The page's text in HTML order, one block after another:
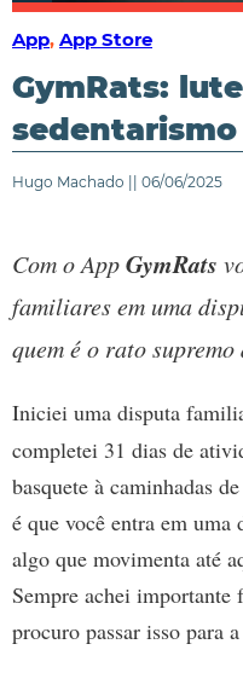
App, App Store
GymRats:
sedentarismo
Hugo Machado || 06/06/2025
Com o AppGymRats
familiares em uma
quem é o rato
Iniciei uma disputa
completei 31 dias de
basquete à caminhadas
é que você entra em
algo que movimenta até
Sempre achei
procuro passar isso para